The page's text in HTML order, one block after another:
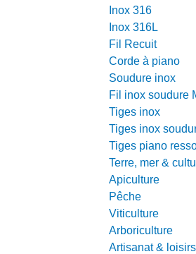
Inox 316
Inox 316L
Fil Recuit
Corde à piano
Soudure inox
Fil inox soudure
Tiges inox
Tiges inox
Tiges piano
Terre, mer &
Apiculture
Pêche
Viticulture
Arboriculture
Artisanat &